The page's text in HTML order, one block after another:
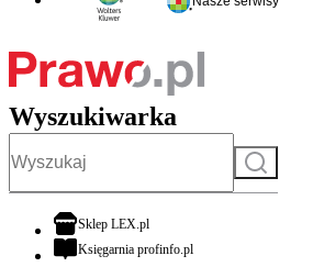
Wyszukiwarka
Szukaj
Sklep LEX.plotwiera się w nowej karcie
Księgarnia profinfo.plotwiera się w nowej karcie